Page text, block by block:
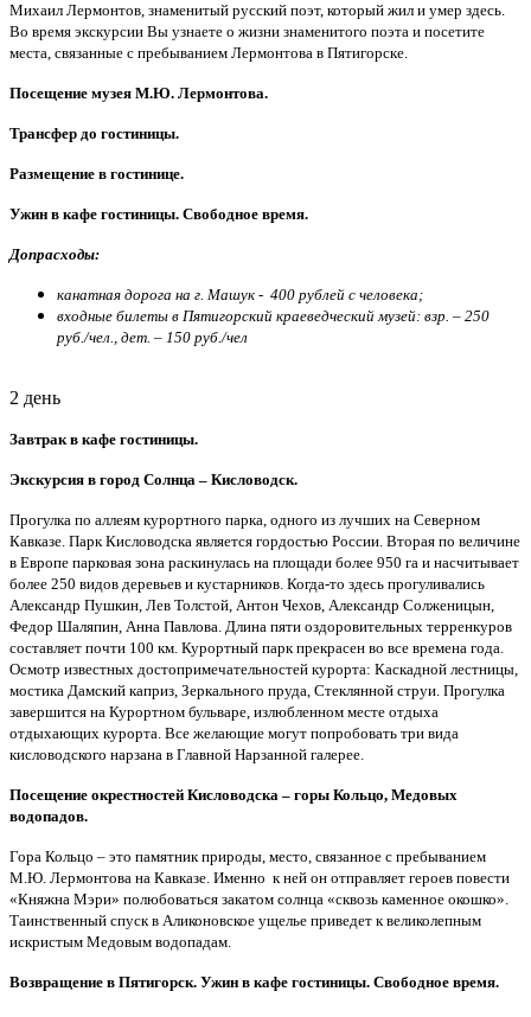
Михаил Лермонтов, знаменитый русский поэт, который жил и умер здесь.
Во время экскурсии Вы узнаете о жизни знаменитого поэта и посетите
места, связанные с пребыванием Лермонтова в Пятигорске.
Посещение музея М.Ю. Лермонтова.
Трансфер до гостиницы.
Размещение в гостинице.
Ужин в кафе гостиницы. Свободное время.
Допрасходы:
канатная дорога на г. Машук - 400 рублей с человека;
входные билеты в Пятигорский краеведческий музей: взр. – 250
руб./чел., дет. – 150 руб./чел
2 день
Завтрак в кафе гостиницы.
Экскурсия в город Солнца – Кисловодск.
Прогулка по аллеям курортного парка, одного из лучших на Северном
Кавказе. Парк Кисловодска является гордостью России. Вторая по величине
в Европе парковая зона раскинулась на площади более 950 га и насчитывает
более 250 видов деревьев и кустарников. Когда-то здесь прогуливались
Александр Пушкин, Лев Толстой, Антон Чехов, Александр Солженицын,
Федор Шаляпин, Анна Павлова. Длина пяти оздоровительных терренкуров
составляет почти 100 км. Курортный парк прекрасен во все времена года.
Осмотр известных достопримечательностей курорта: Каскадной лестницы,
мостика Дамский каприз, Зеркального пруда, Стеклянной струи. Прогулка
завершится на Курортном бульваре, излюбленном месте отдыха
отдыхающих курорта. Все желающие могут попробовать три вида
кисловодского нарзана в Главной Нарзанной галерее.
Посещение окрестностей Кисловодска – горы Кольцо, Медовых
водопадов.
Гора Кольцо – это памятник природы, место, связанное с пребыванием
М.Ю. Лермонтова на Кавказе. Именно к ней он отправляет героев повести
«Княжна Мэри» полюбоваться закатом солнца «сквозь каменное окошко».
Таинственный спуск в Аликоновское ущелье приведет к великолепным
искристым Медовым водопадам.
Возвращение в Пятигорск. Ужин в кафе гостиницы. Свободное время.